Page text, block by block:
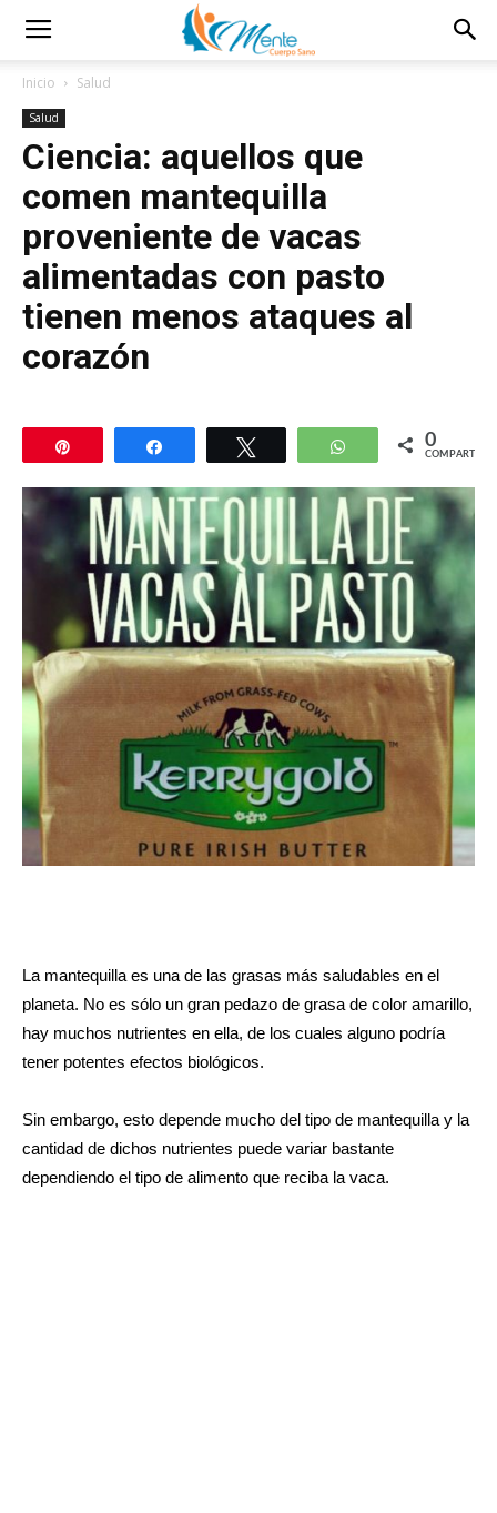
Inicio Salud
Salud
Ciencia: aquellos que
comen mantequilla
proveniente de vacas
alimentadas con pasto
tienen menos ataques al
corazón
Compartir WhatsApp
0
COMPARTIR
La mantequilla es una de las grasas más saludables en el
planeta. No es sólo un gran pedazo de grasa de color amarillo,
hay muchos nutrientes en ella, de los cuales alguno podría
tener potentes efectos biológicos.
Sin embargo, esto depende mucho del tipo de mantequilla y la
cantidad de dichos nutrientes puede variar bastante
dependiendo el tipo de alimento que reciba la vaca.